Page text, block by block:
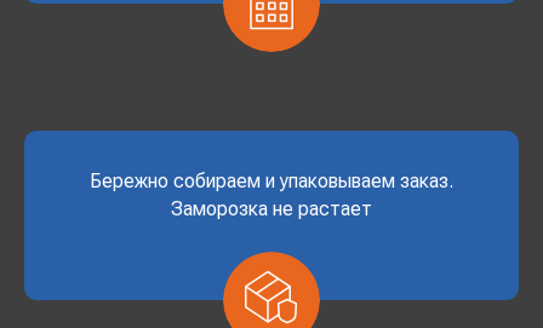
Бережно собираем и упаковываем заказ.
Заморозка не растает